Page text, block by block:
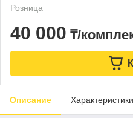
Розница
40 000 ₸/
Описание Характеристики